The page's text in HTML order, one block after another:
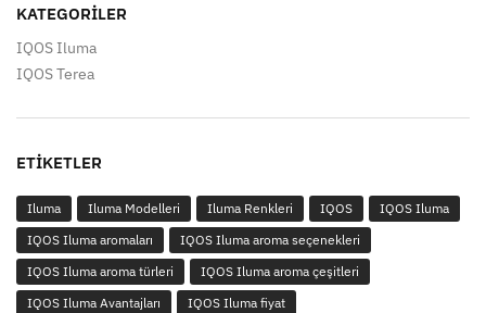
KATEGORILER
IQOS Iluma
IQOS Terea
ETIKETLER
Iluma Iluma Modelleri Iluma Renkleri IQOS
IQOS Iluma
IQOS Iluma aromaları
IQOS Iluma aroma seçenekleri
IQOS Iluma aroma türleri
IQOS Iluma aroma çeşitleri
IQOS Iluma Avantajları
IQOS Iluma fiyat